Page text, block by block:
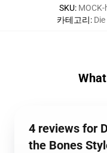
SKU:
카테고리:
4 reviews for
the Bones